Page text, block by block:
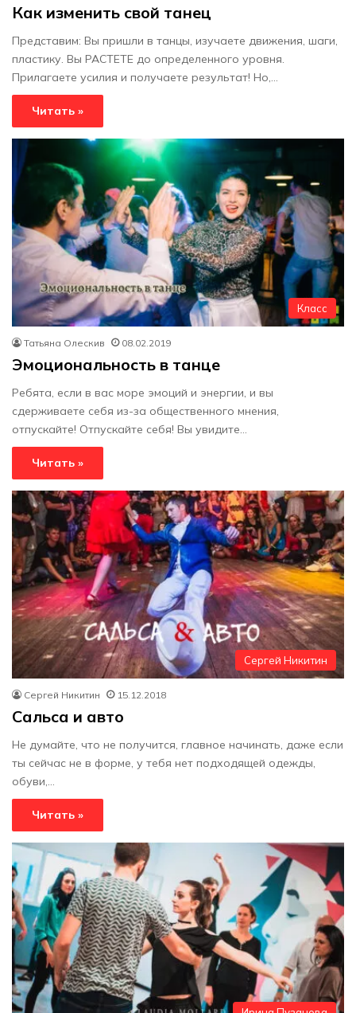
Как изменить свой танец
Представим: Вы пришли в танцы, изучаете движения, шаги,
пластику. Вы РАСТЕТЕ до определенного уровня.
Прилагаете усилия и получаете результат! Но,…
Читать »
Класс
Татьяна Олескив 08.02.2019
Эмоциональность в танце
Ребята, если в вас море эмоций и энергии, и вы
сдерживаете себя из-за общественного мнения,
отпускайте! Отпускайте себя! Вы увидите…
Читать »
Сергей Никитин
Сергей Никитин 15.12.2018
Сальса и авто
Не думайте, что не получится, главное начинать, даже если
ты сейчас не в форме, у тебя нет подходящей одежды,
обуви,…
Читать »